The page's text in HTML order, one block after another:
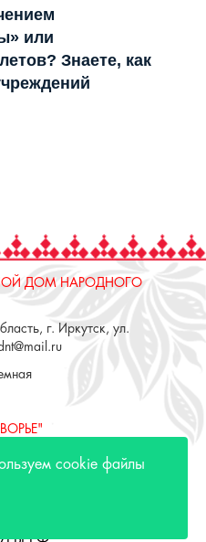
или
Знаете, как
ДОМ НАРОДНОГО
г. Иркутск, ул.
г. Иркутск, ул. 3 июля,
cookie файлы